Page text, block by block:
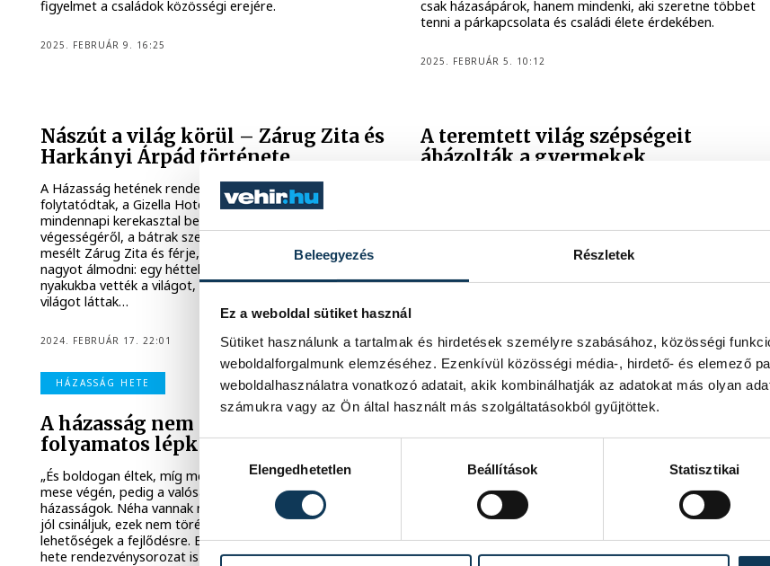
Beleegyezés Részletek
Ez a weboldal sütiket használ
Sütiket használunk a tartalmak és hirdetések személyre szabásához, közösségi
weboldalforgalmunk elemzéséhez. Ezenkívül közösségi média-, hirdető- és elemező
weboldalhasználatra vonatkozó adatait, akik kombinálhatják az adatokat más olyan
számukra vagy az Ön által használt más szolgáltatásokból gyűjtöttek.
Elengedhetetlen
Beállítások Statisztikai
figyelmet a családok közösségi erejére.
2025. FEBRUÁR 9. 16:25
csak házasápárok, hanem mindenki, aki szeretne többet
tenni a párkapcsolata és családi élete érdekében.
2025. FEBRUÁR 5. 10:12
Nászút a világ körül – Zárug Zita és
Harkányi Árpád története
A Házasság hetének rendezvényei szombaton is
folytatódtak, a Gizella Hotel És Étteremben egy nem
mindennapi kerekasztal beszélgetésre került sor. Az idő
végességéről, a bátrak szerencséjéről, a tudatosságról
mesélt Zárug Zita és férje, Harkányi Árpád, akik mertek
nagyot álmodni: egy héttel esküvőjük után szó szerint a
nyakukba vették a világot, biciklire ültek, és négy évig
világot láttak…
2024. FEBRUÁR 17. 22:01
A teremtett világ szépségeit
ábázolták a gyermekek
kisiskolások pályaműveit szakmai zsűri értékelte, több
mint kétszáz rajz érkezett. Az eredményhirdetésre
sor.
HÁZASSÁG HETE
A házasság nem egy pont, hanem
folyamatos lépkedés
„És boldogan éltek, míg meg nem haltak...” – hangzik el a
mese végén, pedig a valóságban ritkán így zajlanak a
házasságok. Néha vannak nehéz pillanatok benne, de ha
jól csináljuk, ezek nem töréspontok lesznek, hanem
lehetőségek a fejlődésre. Erre világít rá az idei Házasság
hete rendezvénysorozat is február 11–18. között.
HÁZASSÁG HETE
annak a rajzpályázatnak, amit a Házasság hete alkalmából
szerveztek meg helyi gyermekeknek. A feladat a szakmai
zsűri szerint sem volt egyszerű, logót, vagy pecsétmintát
kellett tervezni, aminek központi motívuma a család volt.
2023. FEBRUÁR 23. 14:53